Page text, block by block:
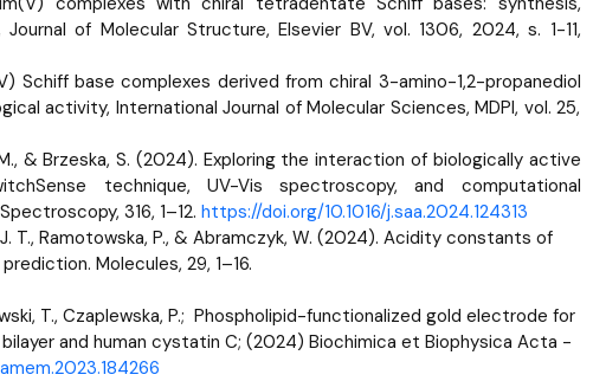
of Molecular Structure, Elsevier BV, vol. 1306, 2024, s. 1-11,
Schiff base complexes derived from chiral 3-amino-1,2-propanediol
activity, International Journal of Molecular Sciences, MDPI, vol. 25,
& Brzeska, S. (2024). Exploring the interaction of biologically active
technique, UV-Vis spectroscopy, and computational
316, 1–12. https://doi.org/10.1016/j.saa.2024.124313
T., Ramotowska, P., & Abramczyk, W. (2024). Acidity constants of
Molecules, 29, 1–16.
T., Czaplewska, P.; Phospholipid-functionalized gold electrode for
and human cystatin C; (2024) Biochimica et Biophysica Acta -